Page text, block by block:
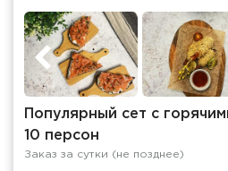
Популярный сет с
10 персон
Заказ за сутки (не позднее)